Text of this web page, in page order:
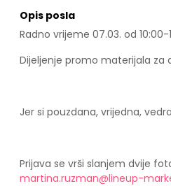
Opis posla
Radno vrijeme 07.03. od 10:00-
Dijeljenje promo materijala za
Jer si pouzdana, vrijedna,
Prijava se vrši slanjem dvije
martina.ruzman@lineup-